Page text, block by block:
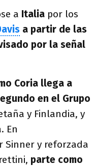
a Italia por los
a partir de las
por la señal
Coria llega a
en el Grupo
y Finlandia, y
En
Sinner y reforzada
parte como